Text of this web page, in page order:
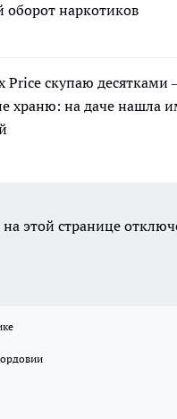
оборот наркотиков
Price скупаю десятками
храню: на даче нашла
этой странице